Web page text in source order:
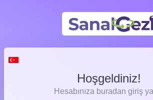
Hoşgeldiniz!
Hesabınıza buradan giriş